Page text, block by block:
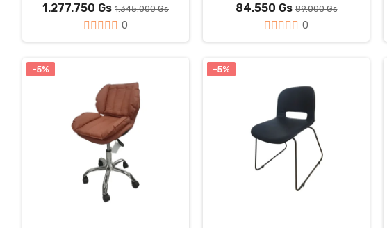
1.277.750 Gs 1.345.000 Gs
0
84.550 Gs89.000 Gs
0
-5% -5%